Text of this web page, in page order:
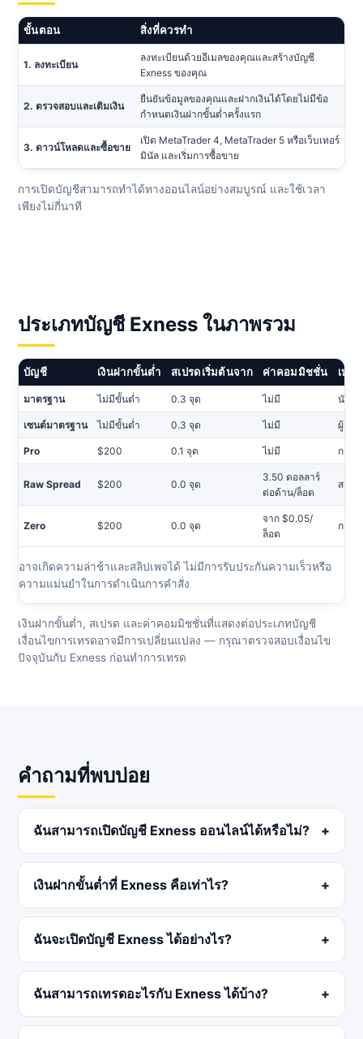
ขั้นตอน สิ่งที่ควรทำ
1. ลงทะเบียน
ลงทะเบียนด้วยอีเมลของคุณและสร้างบัญชี
Exness ของคุณ
2. ตรวจสอบและเติมเงิน
ยืนยันข้อมูลของคุณและฝากเงินได้โดยไม่มีข้อ
กำหนดเงินฝากขั้นต่ำครั้งแรก
3. ดาวน์โหลดและซื้อขาย
เปิด MetaTrader 4, MetaTrader 5 หรือเว็บเทอร์
มินัล และเริ่มการซื้อขาย
การเปิดบัญชีสามารถทำได้ทางออนไลน์อย่างสมบูรณ์ และใช้เวลา
เพียงไม่กี่นาที
ประเภทบัญชี Exness ในภาพรวม
บัญชี เงินฝากขั้นต่ำ สเปรดเริ่มต้นจาก ค่าคอมมิชชั่น เหม
มาตรฐาน ไม่มีขั้นต่ำ 0.3 จุด ไม่มี นักค้
เซนต์มาตรฐาน ไม่มีขั้นต่ำ 0.3 จุด ไม่มี ผู้เริ่ม
Pro $200 0.1 จุด ไม่มี การ
Raw Spread $200 0.0 จุด
3.50 ดอลลาร์
ต่อด้าน/ล็อต
สเป
Zero $200 0.0 จุด
จาก $0.05/
ล็อต
การเ
อาจเกิดความล่าช้าและสลิปเพจได้ ไม่มีการรับประกันความเร็วหรือ
ความแม่นยำในการดำเนินการคำสั่ง
เงินฝากขั้นต่ำ, สเปรด และค่าคอมมิชชั่นที่แสดงต่อประเภทบัญชี
เงื่อนไขการเทรดอาจมีการเปลี่ยนแปลง — กรุณาตรวจสอบเงื่อนไข
ปัจจุบันกับ Exness ก่อนทำการเทรด
คำถามที่พบบ่อย
ฉันสามารถเปิดบัญชี Exness ออนไลน์ได้หรือไม่?
เงินฝากขั้นต่ำที่ Exness คือเท่าไร?
ฉันจะเปิดบัญชี Exness ได้อย่างไร?
ฉันสามารถเทรดอะไรกับ Exness ได้บ้าง?